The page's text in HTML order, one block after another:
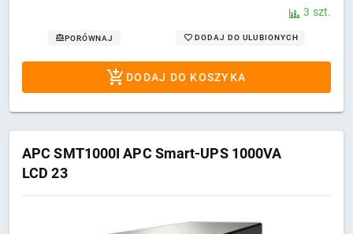
3 szt.
PORÓWNAJ DODAJ DO ULUBIONYCH
DODAJ DO KOSZYKA
APC SMT1000I APC Smart-UPS 1000VA
LCD 23